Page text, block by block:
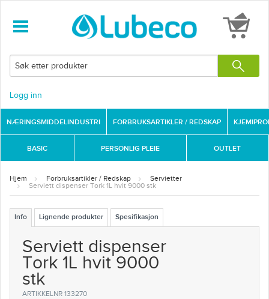
Logg inn
NÆRINGSMIDDELINDUSTRI FORBRUKSARTIKLER / REDSKAP
BASIC PERSONLIG PLEIE OUTLET
Hjem Forbruksartikler / Redskap
Servietter
Serviett dispenser Tork 1L hvit 9000 stk
Info Lignende produkter Spesifikasjon
Serviett dispenser
Tork 1L hvit 9000
stk
ARTIKKELNR 133270